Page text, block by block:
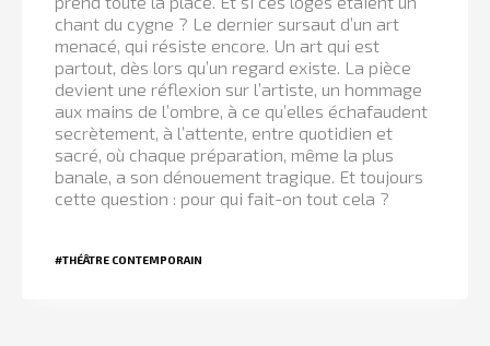
chant du cygne ? Le dernier sursaut d’un art
menacé, qui résiste encore. Un art qui est
partout, dès lors qu’un regard existe. La pièce
devient une réflexion sur l’artiste, un hommage
aux mains de l’ombre, à ce qu’elles échafaudent
secrètement, à l’attente, entre quotidien et
sacré, où chaque préparation, même la plus
banale, a son dénouement tragique. Et toujours
cette question : pour qui fait-on tout cela ?
#THÉÂTRE CONTEMPORAIN